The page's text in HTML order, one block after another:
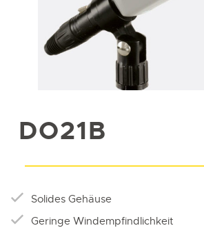
DO21B
Solides Gehäuse
Geringe Windempfindlichkeit